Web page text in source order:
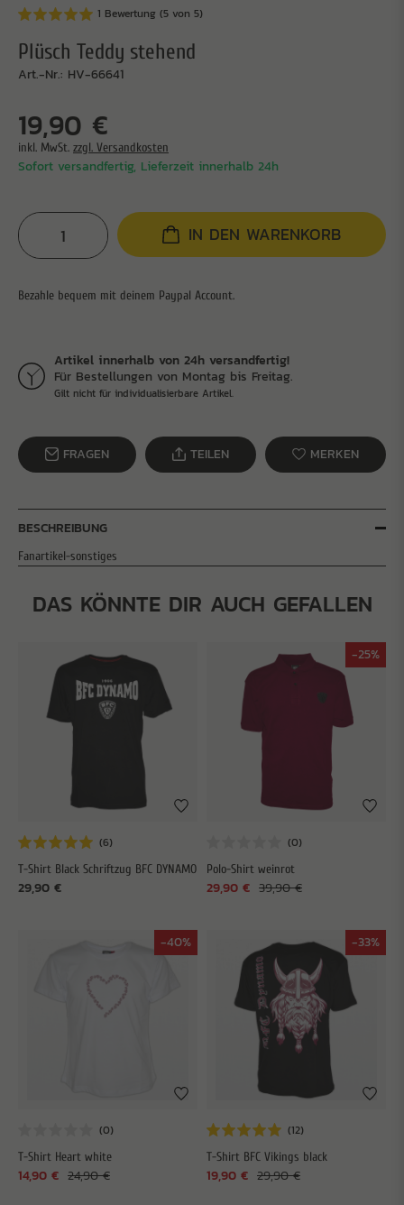
1 Bewertung (5 von 5)
Plüsch Teddy stehend
Art.-Nr.: HV-66641
19,90 €
inkl. MwSt. zzgl. Versandkosten
Sofort versandfertig, Lieferzeit innerhalb 24h
IN DEN WARENKORB
Artikel innerhalb von 24h versandfertig!
Für Bestellungen von Montag bis Freitag.
Gilt nicht für individualisierbare Artikel.
FRAGEN TEILEN MERKEN
BESCHREIBUNG
Fanartikel-sonstiges
DAS KÖNNTE DIR AUCH GEFALLEN
T-Shirt Black Schriftzug BFC DYNAMO
29,90 €
-25%
Polo-Shirt weinrot
39,90 €
29,90 €
-40%
T-Shirt Heart white
24,90 €
14,90 €
-33%
T-Shirt BFC Vikings black
29,90 €
19,90 €